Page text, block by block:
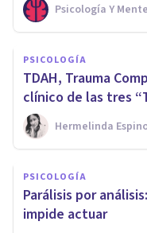
Psicología Y Mente
PSICOLOGÍA
TDAH, Trauma
clínico de las tres
Hermelinda
PSICOLOGÍA
Parálisis por
impide actuar